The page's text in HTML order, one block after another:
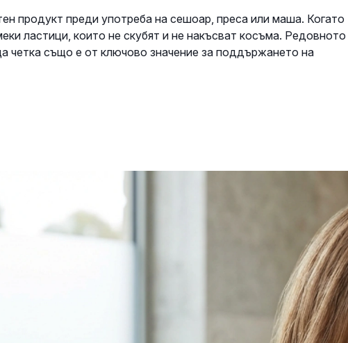
продукт преди употреба на сешоар, преса или маша. Когато
ластици, които не скубят и не накъсват косъма. Редовното
четка също е от ключово значение за поддържането на